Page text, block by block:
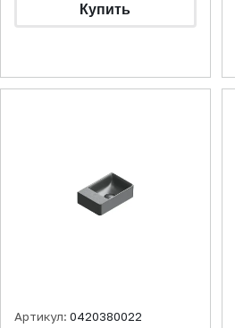
Артикул: 0420380022